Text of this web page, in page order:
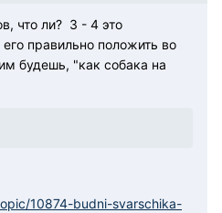
что ли? 3 - 4 это
правильно положить во
будешь, "как собака на
10874-budni-svarschika-